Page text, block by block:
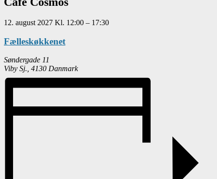
12. august 2027 Kl. 12:00 – 17:30
Fælleskøkkenet
Søndergade 11
Viby Sj. 4130 Danmark